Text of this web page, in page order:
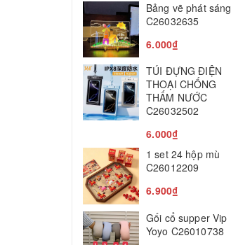
Bảng vẽ phát sáng
C26032635
6.000₫
TÚI ĐỰNG ĐIỆN
THOẠI CHỐNG
THẤM NƯỚC
C26032502
6.000₫
1 set 24 hộp mù
C26012209
6.900₫
Gối cổ supper Vip
Yoyo C26010738